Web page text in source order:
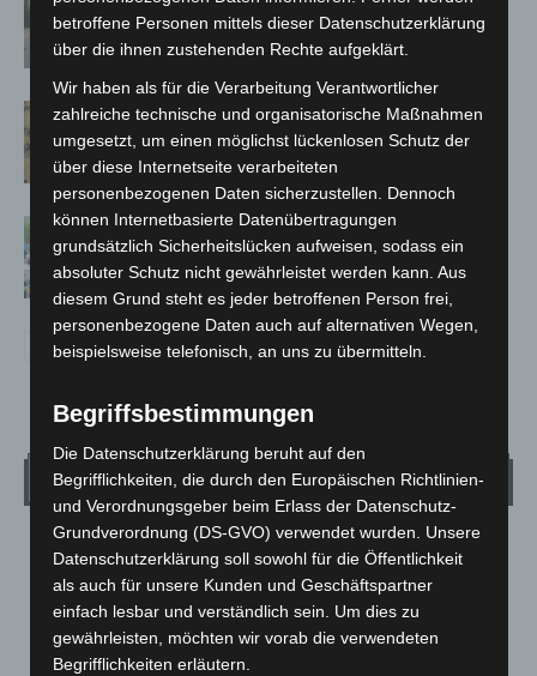
Trunkenheitsfahrten bei
Großkontrolle
Hannover Klassik Open Air 2026:
Französische Oper im Maschpark
Blaulichtmeile Langenhagen 2026:
Polizei, Feuerwehr und Rettung
hautnah erleben
Wetter
LANGENHAGEN
Bedeckt
22.4°C 23.3 °
betroffene Personen mittels dieser Datenschutzerklärung
über die ihnen zustehenden Rechte aufgeklärt.
Wir haben als für die Verarbeitung Verantwortlicher
zahlreiche technische und organisatorische Maßnahmen
umgesetzt, um einen möglichst lückenlosen Schutz der
über diese Internetseite verarbeiteten
personenbezogenen Daten sicherzustellen. Dennoch
können Internetbasierte Datenübertragungen
grundsätzlich Sicherheitslücken aufweisen, sodass ein
absoluter Schutz nicht gewährleistet werden kann. Aus
diesem Grund steht es jeder betroffenen Person frei,
personenbezogene Daten auch auf alternativen Wegen,
beispielsweise telefonisch, an uns zu übermitteln.
Begriffsbestimmungen
Die Datenschutzerklärung beruht auf den
Begrifflichkeiten, die durch den Europäischen Richtlinien-
und Verordnungsgeber beim Erlass der Datenschutz-
Grundverordnung (DS-GVO) verwendet wurden. Unsere
Datenschutzerklärung soll sowohl für die Öffentlichkeit
als auch für unsere Kunden und Geschäftspartner
einfach lesbar und verständlich sein. Um dies zu
gewährleisten, möchten wir vorab die verwendeten
Begrifflichkeiten erläutern.